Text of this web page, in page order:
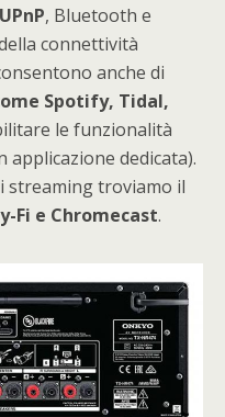
, Bluetooth e
connettività
anche di
Spotify, Tidal,
le funzionalità
applicazione dedicata).
streaming troviamo il
Fi e Chromecast.